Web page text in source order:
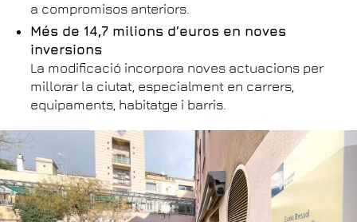
a compromisos anteriors.
Més de 14,7 milions d’euros en noves
inversions
La modificació incorpora noves actuacions per
millorar la ciutat, especialment en carrers,
equipaments, habitatge i barris.